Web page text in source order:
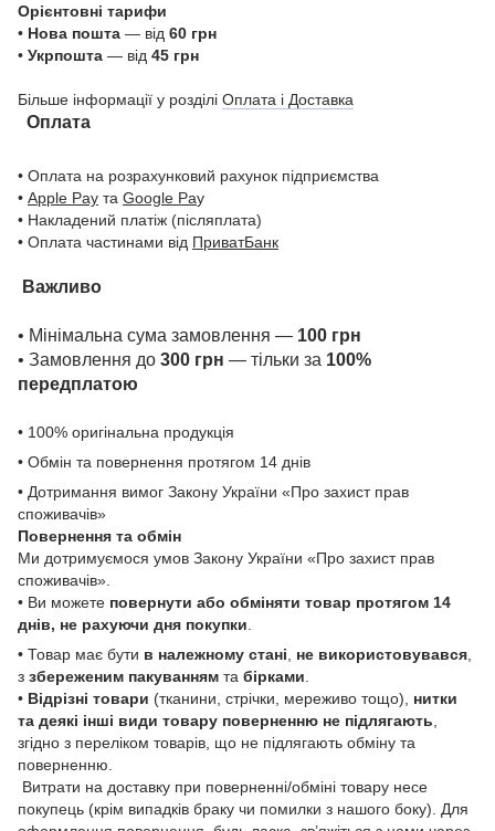
Орієнтовні тарифи
• Нова пошта — від 60 грн
• Укрпошта — від 45 грн
Більше інформації у розділі Оплата і Доставка
Оплата
• Оплата на розрахунковий рахунок підприємства
• Apple Pay та Google Pay
• Накладений платіж (післяплата)
• Оплата частинами від ПриватБанк
Важливо
• Мінімальна сума замовлення — 100 грн
• Замовлення до 300 грн — тільки за 100%
передплатою
• 100% оригінальна продукція
• Обмін та повернення протягом 14 днів
• Дотримання вимог Закону України «Про захист прав
споживачів»
Повернення та обмін
Ми дотримуємося умов Закону України «Про захист прав
споживачів».
• Ви можете повернути або обміняти товар протягом 14
днів, не рахуючи дня покупки
• Товар має бути в належному стані не використовувався
з збереженим пакуванням та бірками
• Відрізні товари (тканини, стрічки, мереживо тощо), нитки
та деякі інші види товару поверненню не підлягають
згідно з переліком товарів, що не підлягають обміну та
поверненню.
Витрати на доставку при поверненні/обміні товару несе
покупець (крім випадків браку чи помилки з нашого боку). Для